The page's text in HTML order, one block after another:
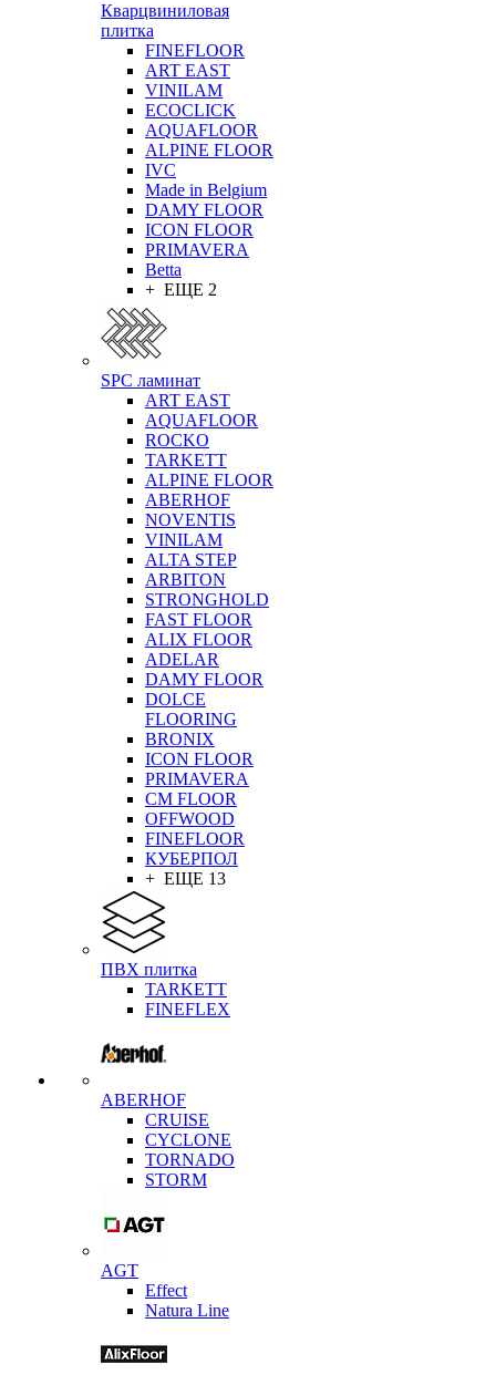
Кварцвиниловая
плитка
FINEFLOOR
ART EAST
VINILAM
ECOCLICK
AQUAFLOOR
ALPINE FLOOR
IVC
Made in Belgium
DAMY FLOOR
ICON FLOOR
PRIMAVERA
Betta
+ ЕЩЕ 2
SPC ламинат
ART EAST
AQUAFLOOR
ROCKO
TARKETT
ALPINE FLOOR
ABERHOF
NOVENTIS
VINILAM
ALTA STEP
ARBITON
STRONGHOLD
FAST FLOOR
ALIX FLOOR
ADELAR
DAMY FLOOR
DOLCE
FLOORING
BRONIX
ICON FLOOR
PRIMAVERA
CM FLOOR
OFFWOOD
FINEFLOOR
КУБЕРПОЛ
+ ЕЩЕ 13
ПВХ плитка
TARKETT
FINEFLEX
ABERHOF
CRUISE
CYCLONE
TORNADO
STORM
AGT
Effect
Natura Line